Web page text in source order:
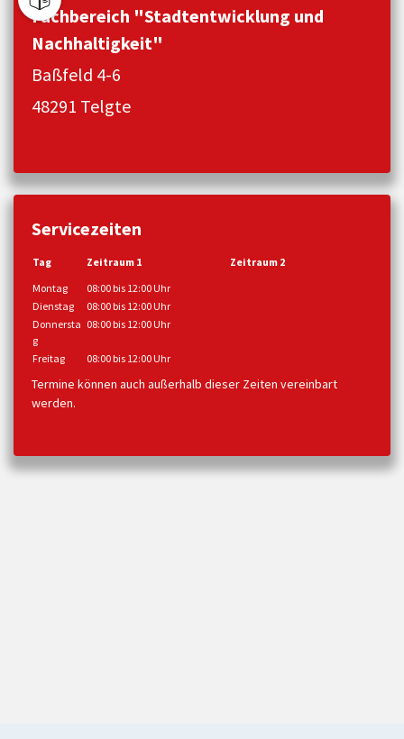
Fachbereich "Stadtentwicklung und
Nachhaltigkeit"
Baßfeld 4-6
48291 Telgte
Servicezeiten
Tag Zeitraum 1
Zeitraum 2
Montag
08:00 bis 12:00 Uhr
Dienstag
08:00 bis 12:00 Uhr
Donnersta
g
08:00 bis 12:00 Uhr
Freitag 08:00 bis 12:00 Uhr
Termine können auch außerhalb dieser Zeiten vereinbart
werden.